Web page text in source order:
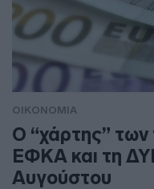
ΟΙΚΟΝΟΜΙΑ
Ο “χάρτης”
ΕΦΚΑ και τη
Αυγούστου